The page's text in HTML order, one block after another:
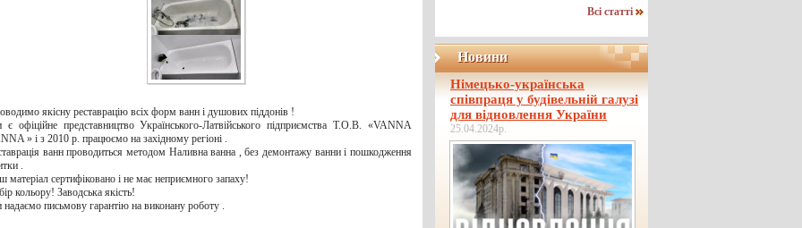
якісну реставрацію всіх форм ванн і душових піддонів !
офіційне представництво Українського-Латвійського підприємства Т.О.В. «VANNA
» і з 2010 р. працюємо на західному регіоні .
ванн проводиться методом Наливна ванна , без демонтажу ванни і пошкодження
.
матеріал сертифіковано і не має неприємного запаху!
кольору! Заводська якість!
письмову гарантію на виконану роботу .
Всі статті
Новини
Німецько-українська
співпраця у будівельній галузі
для відновлення України
25.04.2024р.